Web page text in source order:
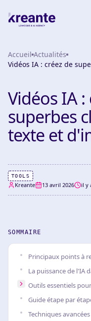
Services
À propos
Test de maturité IA
Accueil Actualités
Vidéos IA : créez de
Vidéos IA :
superbes
texte et
TOOLS
Kreante 13 avril 2026 il y
SOMMAIRE
Principaux points à
La puissance de l'IA
Outils essentiels
Guide étape par
Techniques